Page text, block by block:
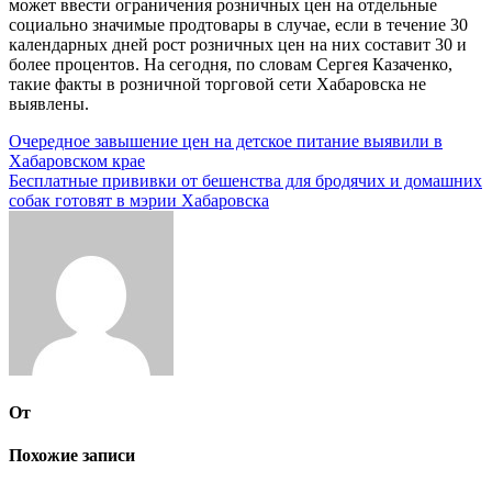
может ввести ограничения розничных цен на отдельные
социально значимые продтовары в случае, если в течение 30
календарных дней рост розничных цен на них составит 30 и
более процентов. На сегодня, по словам Сергея Казаченко,
такие факты в розничной торговой сети Хабаровска не
выявлены.
Навигация
по
записям
Очередное завышение цен на детское питание выявили в
Хабаровском крае
Бесплатные прививки от бешенства для бродячих и домашних
собак готовят в мэрии Хабаровска
От
Похожие записи